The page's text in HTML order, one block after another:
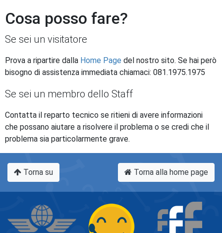
Cosa posso fare?
Se sei un visitatore
Prova a ripartire dalla Home Page del nostro sito. Se hai però
bisogno di assistenza immediata chiamaci: 081.1975.1975
Se sei un membro dello Staff
Contatta il reparto tecnico se ritieni di avere informazioni
che possano aiutare a risolvere il problema o se credi che il
problema sia particolarmente grave.
Torna su Torna alla home page